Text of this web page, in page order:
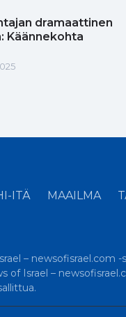
dramaattinen
Käännekohta
ITÄ MAAILMA
– newsofisrael.com
of Israel –